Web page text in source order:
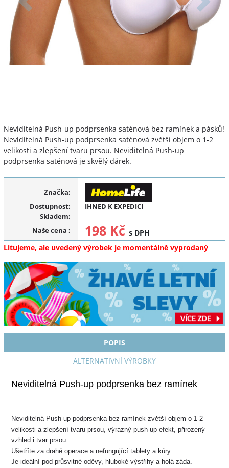
Předchozí Další
Neviditelná Push-up podprsenka saténová bez ramínek a pásků!
Neviditelná Push-up podprsenka saténová zvětší objem o 1-2
velikosti a zlepšení tvaru prsou. Neviditelná Push-up
podprsenka saténová je skvělý dárek.
Značka:
Dostupnost:
IHNED K EXPEDICI
Skladem:
Naše cena : 198 Kč s DPH
Litujeme, ale uvedený výrobek je momentálně vyprodaný
POPIS
ALTERNATIVNÍ VÝROBKY
Neviditelná Push-up podprsenka bez ramínek
Neviditelná Push-up podprsenka bez ramínek zvětší objem o 1-2
velikosti a zlepšení tvaru prsou, výrazný push-up efekt, přirozený
vzhled i tvar prsou.
Ušetříte za drahé operace a nefungující tablety a kúry.
Je ideální pod průsvitné oděvy, hluboké výstřihy a holá záda.